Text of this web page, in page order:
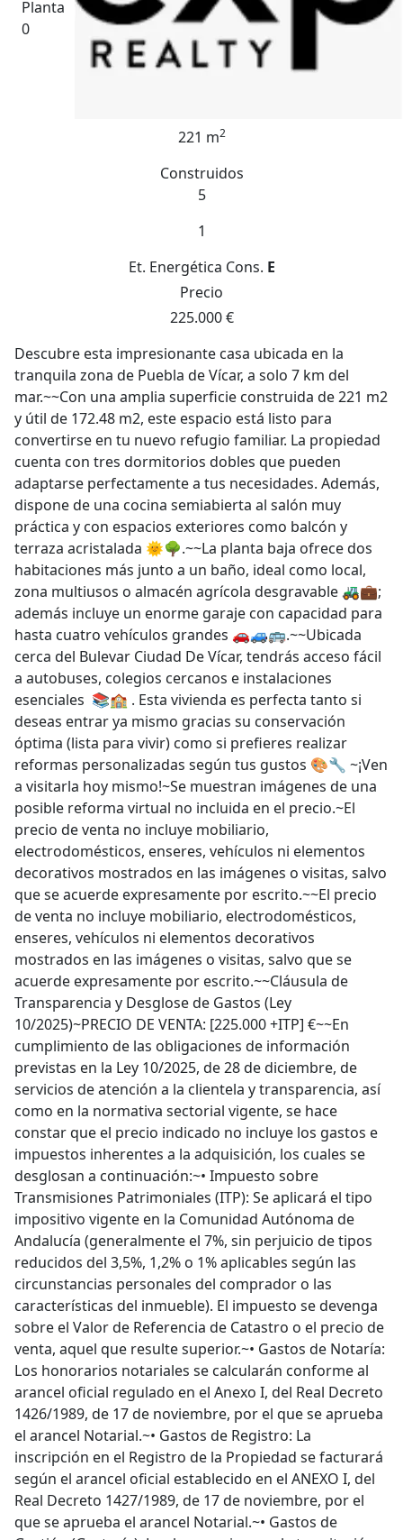
Planta
0
221 m2
Construidos
5
1
Et. Energética Cons. E
Precio
225.000 €
Descubre esta impresionante casa ubicada en la
tranquila zona de Puebla de Vícar, a solo 7 km del
mar.~~Con una amplia superficie construida de 221 m2
y útil de 172.48 m2, este espacio está listo para
convertirse en tu nuevo refugio familiar. La propiedad
cuenta con tres dormitorios dobles que pueden
adaptarse perfectamente a tus necesidades. Además,
dispone de una cocina semiabierta al salón muy
práctica y con espacios exteriores como balcón y
terraza acristalada 🌞🌳.~~La planta baja ofrece dos
habitaciones más junto a un baño, ideal como local,
zona multiusos o almacén agrícola desgravable 🚜💼;
además incluye un enorme garaje con capacidad para
hasta cuatro vehículos grandes 🚗🚙🚌.~~Ubicada
cerca del Bulevar Ciudad De Vícar, tendrás acceso fácil
a autobuses, colegios cercanos e instalaciones
esenciales ‍‍‍ 📚🏫 . Esta vivienda es perfecta tanto si
deseas entrar ya mismo gracias su conservación
óptima (lista para vivir) como si prefieres realizar
reformas personalizadas según tus gustos 🎨🔧 ~¡Ven
a visitarla hoy mismo!~Se muestran imágenes de una
posible reforma virtual no incluida en el precio.~El
precio de venta no incluye mobiliario,
electrodomésticos, enseres, vehículos ni elementos
decorativos mostrados en las imágenes o visitas, salvo
que se acuerde expresamente por escrito.~~El precio
de venta no incluye mobiliario, electrodomésticos,
enseres, vehículos ni elementos decorativos
mostrados en las imágenes o visitas, salvo que se
acuerde expresamente por escrito.~~Cláusula de
Transparencia y Desglose de Gastos (Ley
10/2025)~PRECIO DE VENTA: [225.000 +ITP] €~~En
cumplimiento de las obligaciones de información
previstas en la Ley 10/2025, de 28 de diciembre, de
servicios de atención a la clientela y transparencia, así
como en la normativa sectorial vigente, se hace
constar que el precio indicado no incluye los gastos e
impuestos inherentes a la adquisición, los cuales se
desglosan a continuación:~• Impuesto sobre
Transmisiones Patrimoniales (ITP): Se aplicará el tipo
impositivo vigente en la Comunidad Autónoma de
Andalucía (generalmente el 7%, sin perjuicio de tipos
reducidos del 3,5%, 1,2% o 1% aplicables según las
circunstancias personales del comprador o las
características del inmueble). El impuesto se devenga
sobre el Valor de Referencia de Catastro o el precio de
venta, aquel que resulte superior.~• Gastos de Notaría:
Los honorarios notariales se calcularán conforme al
arancel oficial regulado en el Anexo I, del Real Decreto
1426/1989, de 17 de noviembre, por el que se aprueba
el arancel Notarial.~• Gastos de Registro: La
inscripción en el Registro de la Propiedad se facturará
según el arancel oficial establecido en el ANEXO I, del
Real Decreto 1427/1989, de 17 de noviembre, por el
que se aprueba el arancel Notarial.~• Gastos de